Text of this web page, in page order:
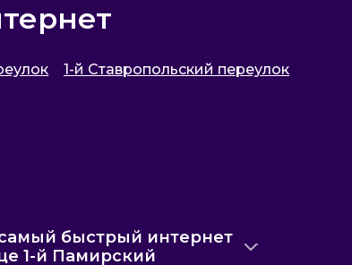
1-й Ставропольский переулок
быстрый интернет
1-й Памирский